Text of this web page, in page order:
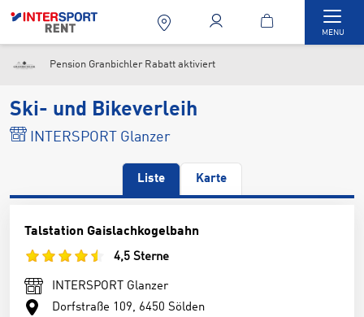
MENU
Pension Granbichler Rabatt aktiviert
Ski- und Bikeverleih
INTERSPORT Glanzer
Liste Karte
Talstation Gaislachkogelbahn
4,5 Sterne
INTERSPORT Glanzer
Dorfstraße 109, 6450 Sölden